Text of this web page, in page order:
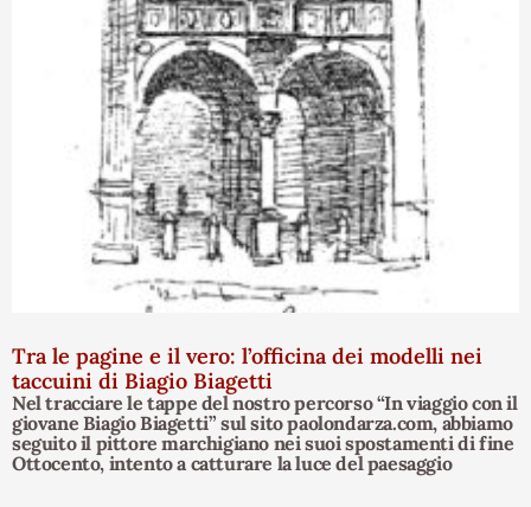
Tra le pagine e il vero: l’officina dei modelli nei
taccuini di Biagio Biagetti
Nel tracciare le tappe del nostro percorso “In viaggio con il
giovane Biagio Biagetti” sul sito paolondarza.com, abbiamo
seguito il pittore marchigiano nei suoi spostamenti di fine
Ottocento, intento a catturare la luce del paesaggio